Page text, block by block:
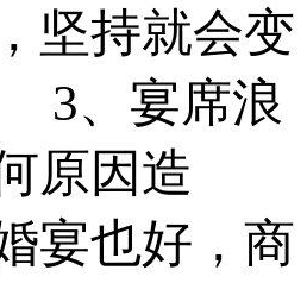
坚持就会变
、宴席浪
原因造
也好，商